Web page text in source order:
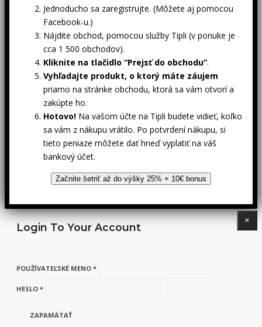
Jednoducho sa zaregistrujte. (Môžete aj pomocou
Facebook-u.)
Nájdite obchod, pomocou služby Tipli (v ponuke je
cca 1 500 obchodov).
Kliknite na tlačidlo “Prejsť do obchodu”.
Vyhľadajte produkt, o ktorý máte záujem
priamo na stránke obchodu, ktorá sa vám otvorí a
zakúpte ho.
Hotovo! Na vašom účte na Tipli budete vidieť, koľko
sa vám z nákupu vrátilo. Po potvrdení nákupu, si
tieto peniaze môžete dať hneď vyplatiť na váš
bankový účet.
Začnite šetriť až do výšky 25% + 10€ bonus
Login To Your Account
×
POUŽÍVATEĽSKÉ MENO *
HESLO *
ZAPAMÄTAŤ